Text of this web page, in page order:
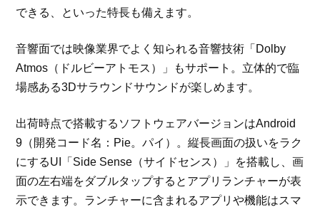
できる、といった特長も備えます。
音響面では映像業界でよく知られる音響技術「Dolby
Atmos（ドルビーアトモス）」もサポート。立体的で臨
場感ある3Dサラウンドサウンドが楽しめます。
出荷時点で搭載するソフトウェアバージョンはAndroid
9（開発コード名：Pie。パイ）。縦長画面の扱いをラク
にするUI「Side Sense（サイドセンス）」を搭載し、画
面の左右端をダブルタップするとアプリランチャーが表
示できます。ランチャーに含まれるアプリや機能はスマ